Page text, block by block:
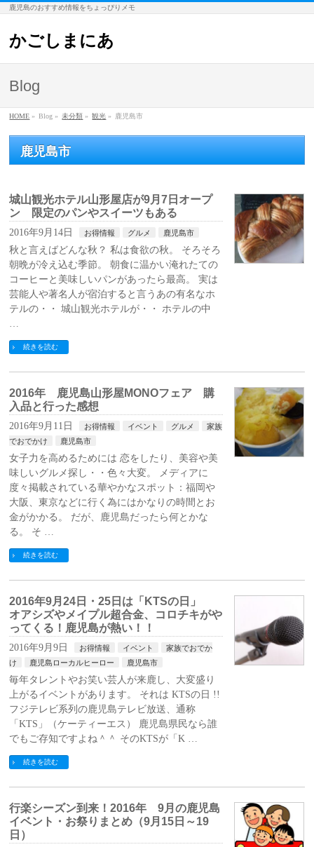
鹿児島のおすすめ情報をちょっぴりメモ
かごしまにあ
Blog
HOME » Blog » 未分類 » 観光 » 鹿児島市
鹿児島市
城山観光ホテル山形屋店が9月7日オープ
ン 限定のパンやスイーツもある
2016年9月14日 お得情報 グルメ 鹿児島市
秋と言えばどんな秋？ 私は食欲の秋。 そろそろ
朝晩が冷え込む季節。 朝食に温かい淹れたての
コーヒーと美味しいパンがあったら最高。 実は
芸能人や著名人が宿泊すると言うあの有名なホ
テルの・・ 城山観光ホテルが・・ ホテルの中
…
続きを読む
2016年 鹿児島山形屋MONOフェア 購
入品と行った感想
2016年9月11日 お得情報 イベント グルメ
家族
でおでかけ
鹿児島市
女子力を高めるためには 恋をしたり、美容や美
味しいグルメ探し・・色々大変。 メディアに
度々掲載されている華やかなスポット：福岡や
大阪、東京などに行く為にはかなりの時間とお
金がかかる。 だが、鹿児島だったら何とかな
る。 そ …
続きを読む
2016年9月24日・25日は「KTSの日」
オアシズやメイプル超合金、コロチキがや
ってくる！鹿児島が熱い！！
2016年9月9日 お得情報 イベント
家族でおでか
け
鹿児島ローカルヒーロー 鹿児島市
毎年タレントやお笑い芸人が来鹿し、大変盛り
上がるイベントがあります。 それは KTSの日 !!
フジテレビ系列の鹿児島テレビ放送、通称
「KTS」（ケーティーエス） 鹿児島県民なら誰
でもご存知ですよね＾＾ そのKTSが「K …
続きを読む
行楽シーズン到来！2016年 9月の鹿児島
イベント・お祭りまとめ（9月15日～19
日）